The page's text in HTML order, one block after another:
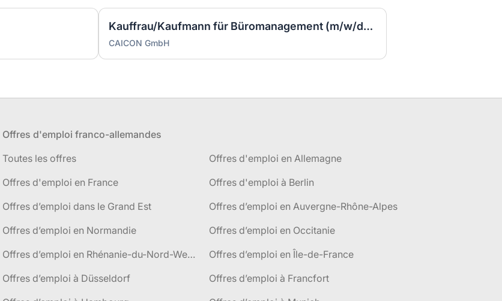
Kauffrau/Kaufmann für Büromanagement (m/w/d) VZ
CAICON GmbH
Offres d'emploi franco-allemandes
Toutes les offres
Offres d'emploi en Allemagne
Offres d'emploi en France
Offres d'emploi à Berlin
Offres d’emploi dans le Grand Est
Offres d’emploi en Auvergne-Rhône-Alpes
Offres d’emploi en Normandie
Offres d’emploi en Occitanie
Offres d’emploi en Rhénanie-du-Nord-Westphalie
Offres d’emploi en Île-de-France
Offres d’emploi à Düsseldorf
Offres d’emploi à Francfort